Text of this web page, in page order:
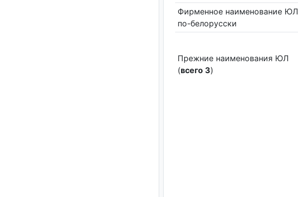
Фирменное наименование ЮЛ
по-белорусски
Прежние наименования ЮЛ
(всего 3)